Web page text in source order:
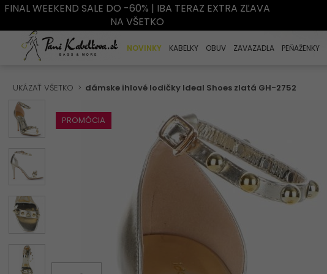
FINAL WEEKEND SALE DO -60% | IBA TERAZ EXTRA ZĽAVA
NA VŠETKO
NOVINKY KABELKY OBUV ZAVAZADLA PEŇAŽENKY
UKÁZAŤ VŠETKO dámske ihlové lodičky Ideal Shoes zlatá GH-2752
PROMÓCIA